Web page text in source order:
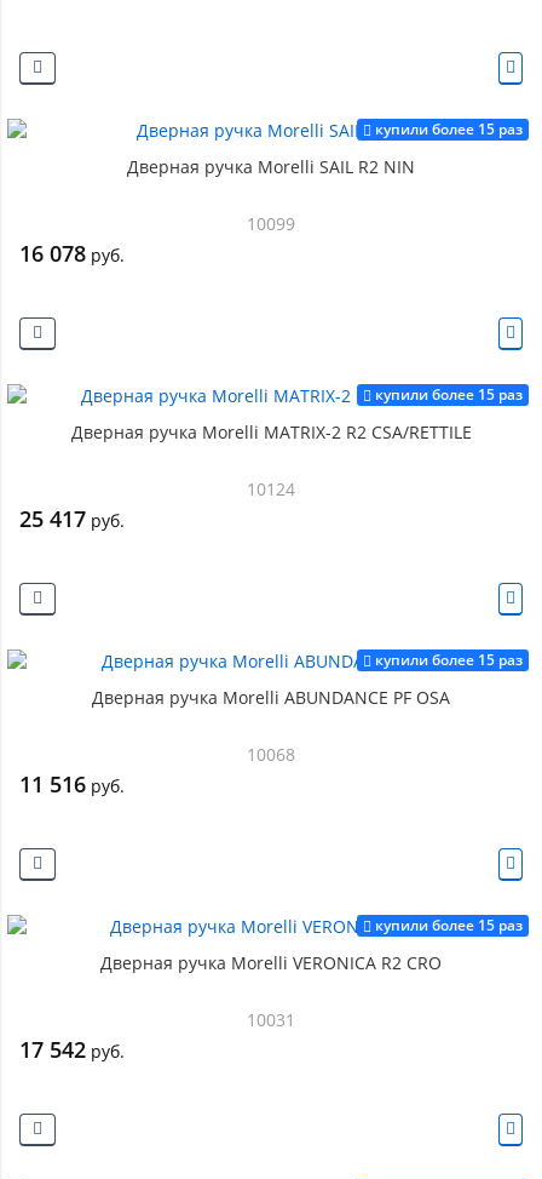
купили более 15 раз
Дверная ручка Morelli SAIL R2 NIN
10099
16 078 руб.
купили более 15 раз
Дверная ручка Morelli MATRIX-2 R2 CSA/RETTILE
10124
25 417 руб.
купили более 15 раз
Дверная ручка Morelli ABUNDANCE PF OSA
10068
11 516 руб.
купили более 15 раз
Дверная ручка Morelli VERONICA R2 CRO
10031
17 542 руб.